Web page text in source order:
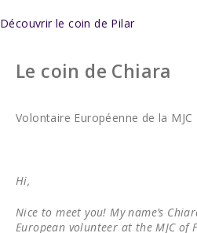
Découvrir le coin de Pilar
Le coin de Chiara
Volontaire Européenne de la MJC
Hi,
Nice to meet you! My name’s
European volunteer at the MJC of